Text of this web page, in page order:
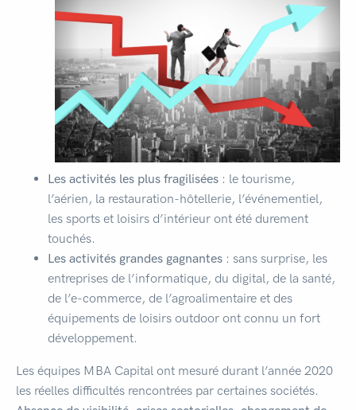
Les activités les plus fragilisées : le tourisme,
l’aérien, la restauration-hôtellerie, l’événementiel,
les sports et loisirs d’intérieur ont été durement
touchés.
Les activités grandes gagnantes : sans surprise, les
entreprises de l’informatique, du digital, de la santé,
de l’e-commerce, de l’agroalimentaire et des
équipements de loisirs outdoor ont connu un fort
développement.
Les équipes MBA Capital ont mesuré durant l’année 2020
les réelles difficultés rencontrées par certaines sociétés.